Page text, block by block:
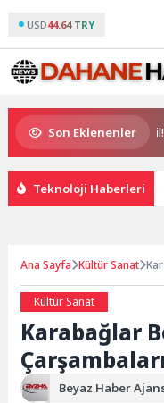
USD44.64 TRY
Son Eklenenler
uygun bir tedavi değil!
Teknoloji Haberleri
Ana Sayfa Kültür Sanat
Kültür Sanat
Karabağlar
Beyaz Haber